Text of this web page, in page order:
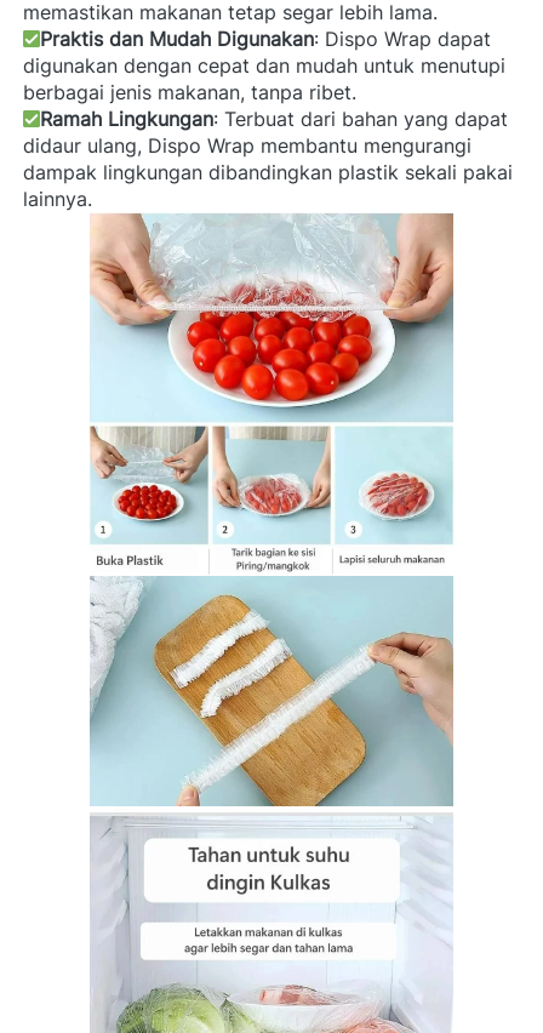
memastikan makanan tetap segar lebih lama.
Praktis dan Mudah Digunakan: Dispo Wrap dapat
digunakan dengan cepat dan mudah untuk menutupi
berbagai jenis makanan, tanpa ribet.
Ramah Lingkungan: Terbuat dari bahan yang dapat
didaur ulang, Dispo Wrap membantu mengurangi
dampak lingkungan dibandingkan plastik sekali pakai
lainnya.